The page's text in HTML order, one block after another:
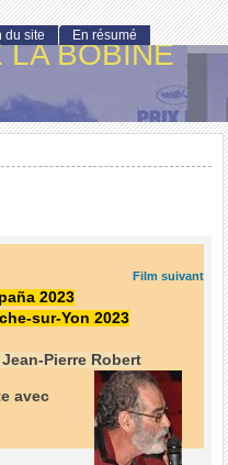
LA BOBINE
Film suivant
2023
sur-Yon 2023
Pierre Robert
avec
du site En résumé